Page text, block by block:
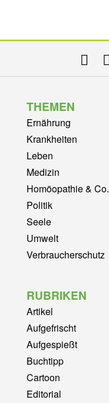
THEMEN
Ernährung
Krankheiten
Leben
Medizin
Homöopathie & Co.
Politik
Seele
Umwelt
Verbraucherschutz
RUBRIKEN
Artikel
Aufgefrischt
Aufgespießt
Buchtipp
Cartoon
Editorial